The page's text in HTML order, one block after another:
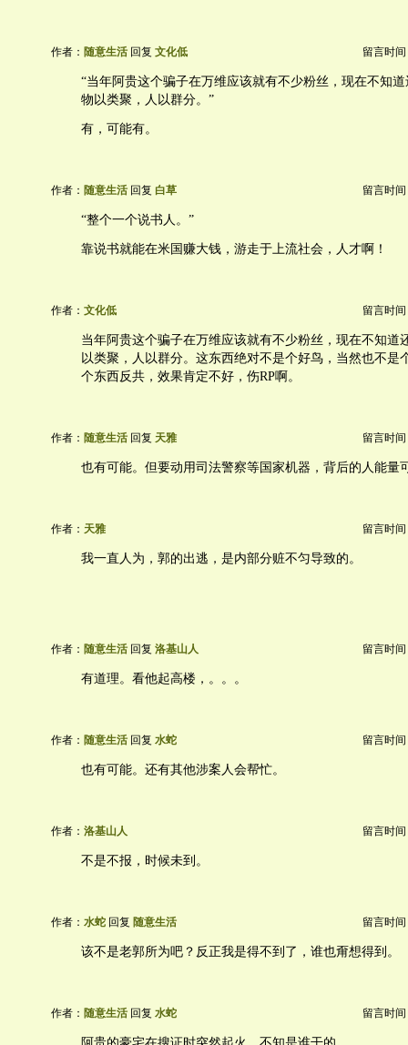
作者： 随意生活 回复 文化低 留言时间
“当年阿贵这个骗子在万维应该就有不少粉丝，现在不知
物以类聚，人以群分。”
有，可能有。
作者： 随意生活 回复 白草 留言时间
“整个一个说书人。”
靠说书就能在米国赚大钱，游走于上流社会，人才啊！
作者： 文化低 留言时间
当年阿贵这个骗子在万维应该就有不少粉丝，现在不知道
以类聚，人以群分。这东西绝对不是个好鸟，当然也不是
个东西反共，效果肯定不好，伤RP啊。
作者： 随意生活 回复 天雅 留言时间
也有可能。但要动用司法警察等国家机器，背后的人能量
作者： 天雅 留言时间
我一直人为，郭的出逃，是内部分赃不匀导致的。
作者： 随意生活 回复 洛基山人 留言时间
有道理。看他起高楼，。。。
作者： 随意生活 回复 水蛇 留言时间
也有可能。还有其他涉案人会帮忙。
作者： 洛基山人 留言时间
不是不报，时候未到。
作者： 水蛇 回复 随意生活 留言时间
该不是老郭所为吧？反正我是得不到了，谁也甭想得到。
作者： 随意生活 回复 水蛇 留言时间